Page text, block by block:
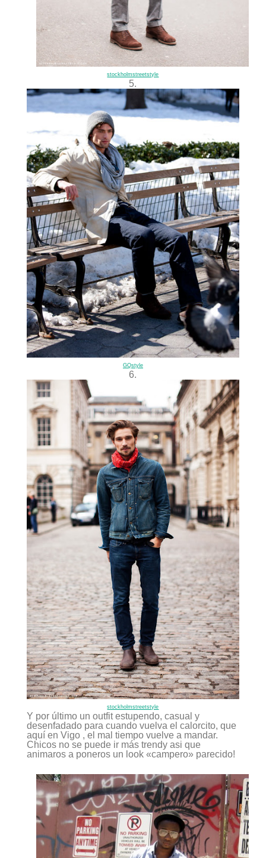
stockholmstreetstyle
5.
GQstyle
6.
stockholmstreetstyle
Y por último un outfit estupendo, casual y
desenfadado para cuando vuelva el calorcito, que
aquí en Vigo , el mal tiempo vuelve a mandar.
Chicos no se puede ir más trendy asi que
animaros a poneros un look «campero» parecido!